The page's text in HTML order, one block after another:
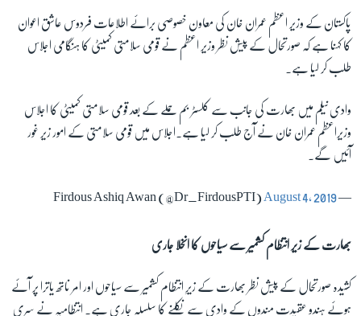
پاکستان کے وزیر اعظم عمران خان کی معاون خصوصی برائے اطلاعات فردوس عاشق اعوان
کا کہنا ہے کہ صورتحال کے پیش نظر وزیر اعظم نے قومی سلامتی کمیٹی کا ہنگامی اجلاس
طلب کر لیا ہے۔
وادی نیلم میں بھارت کی جانب سے کلسٹر بم حملے کے بعد قومی سلامتی کمیٹی کا اجلاس
وزیراعظم عمران خان نے آج طلب کر لیا ہے۔اجلاس میں قومی سلامتی کے امور زیر غور
آئیں گے۔
— Firdous Ashiq Awan (@Dr_FirdousPTI)
August 4, 2019
بھارت کے زیر انتظام کشمیر سے سیاحوں کا انخلا جاری
کشیدہ صورتحال کے پیش نظر بھارت کے زیرِ انتظام کشمیر سے سیاحوں اور امر ناتھ یاترا پر آئے
ہوئے ہندو عقیدت مندوں کے وادی سے نکلنے کا سلسلہ جاری ہے۔ انتظامیہ نے سری